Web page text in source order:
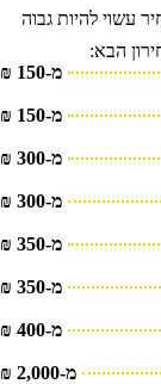
עשוי להיות גבוה
הבא:
מ-150 ₪
מ-150 ₪
מ-300 ₪
מ-300 ₪
מ-350 ₪
מ-350 ₪
מ-400 ₪
מ-2,000 ₪